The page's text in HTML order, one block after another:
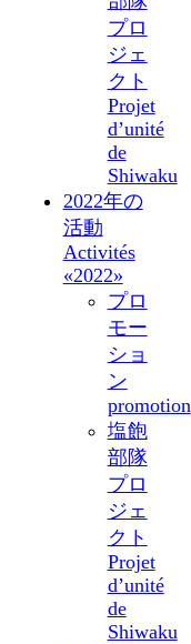
プロ
ジェ
クト
Projet
d’unité
de
Shiwaku
2022年の
活動
Activités
«2022»
プロ
モー
ショ
ン
promotion
塩飽
部隊
プロ
ジェ
クト
Projet
d’unité
de
Shiwaku